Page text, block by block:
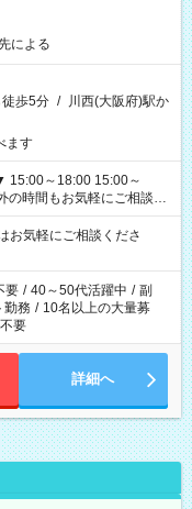
による
歩5分 / 川西(大阪府)駅か
ます
気軽にご相談くださ
要 / 40～50代活躍中 / 副
勤務 / 10名以上の大量募
要
詳細へ